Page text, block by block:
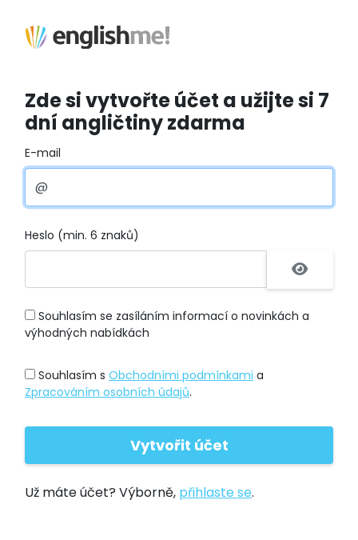
Zde si vytvořte účet a užijte si 7
dní angličtiny zdarma
E-mail
Heslo (min. 6 znaků)
Souhlasím se zasíláním informací o novinkách a
výhodných nabídkách
Souhlasím s Obchodními podmínkami a
Zpracováním osobních údajů.
Už máte účet? Výborně, přihlaste se.